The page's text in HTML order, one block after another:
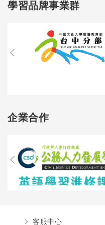
學習品牌事業群
企業合作
客服中心